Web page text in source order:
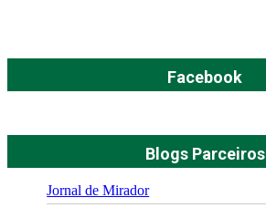
Facebook
Blogs Parceiros
Jornal de Mirador